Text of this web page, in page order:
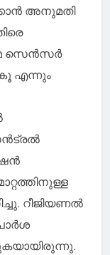
അനുമതി
സെൻസർ
എന്നും
റീജിയണൽ